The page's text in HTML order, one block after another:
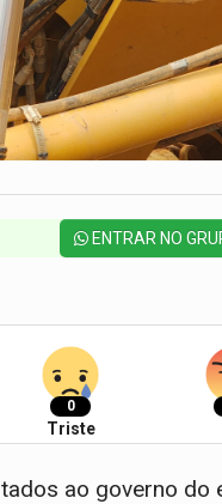
ENTRAR NO
0
Triste
ao governo do